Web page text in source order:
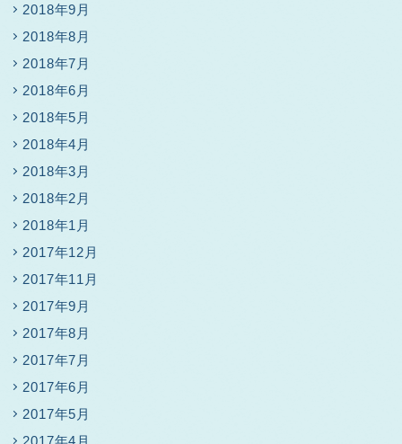
2018年9月
2018年8月
2018年7月
2018年6月
2018年5月
2018年4月
2018年3月
2018年2月
2018年1月
2017年12月
2017年11月
2017年9月
2017年8月
2017年7月
2017年6月
2017年5月